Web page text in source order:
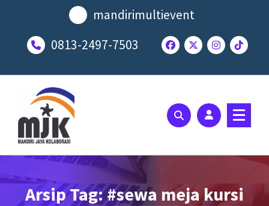
mandirimultievent
0813-2497-7503
Arsip Tag: #sewa meja kursi